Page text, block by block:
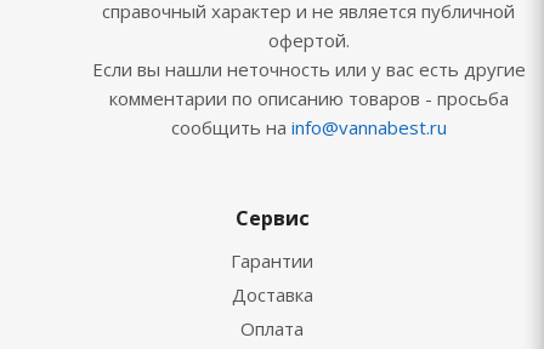
справочный характер и не является публичной
офертой.
Если вы нашли неточность или у вас есть другие
комментарии по описанию товаров - просьба
сообщить на info@vannabest.ru
Сервис
Гарантии
Доставка
Оплата